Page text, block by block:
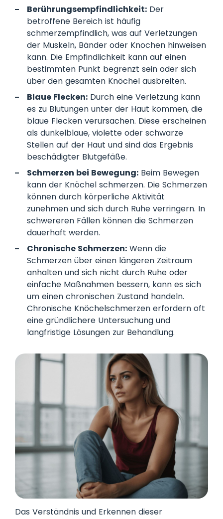
Berührungsempfindlichkeit: Der
betroffene Bereich ist häufig
schmerzempfindlich, was auf Verletzungen
der Muskeln, Bänder oder Knochen hinweisen
kann. Die Empfindlichkeit kann auf einen
bestimmten Punkt begrenzt sein oder sich
über den gesamten Knöchel ausbreiten.
Blaue Flecken: Durch eine Verletzung kann
es zu Blutungen unter der Haut kommen, die
blaue Flecken verursachen. Diese erscheinen
als dunkelblaue, violette oder schwarze
Stellen auf der Haut und sind das Ergebnis
beschädigter Blutgefäße.
Schmerzen bei Bewegung: Beim Bewegen
kann der Knöchel schmerzen. Die Schmerzen
können durch körperliche Aktivität
zunehmen und sich durch Ruhe verringern. In
schwereren Fällen können die Schmerzen
dauerhaft werden.
Chronische Schmerzen: Wenn die
Schmerzen über einen längeren Zeitraum
anhalten und sich nicht durch Ruhe oder
einfache Maßnahmen bessern, kann es sich
um einen chronischen Zustand handeln.
Chronische Knöchelschmerzen erfordern oft
eine gründlichere Untersuchung und
langfristige Lösungen zur Behandlung.
Das Verständnis und Erkennen dieser